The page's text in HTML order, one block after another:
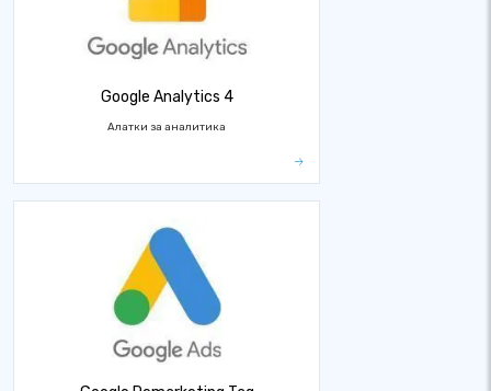
Google Analytics 4
Алатки за аналитика